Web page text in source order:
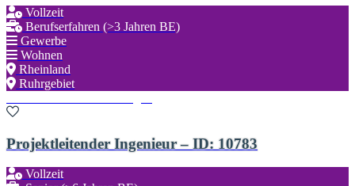
Vollzeit
Berufserfahren (>3 Jahren BE)
Gewerbe
Wohnen
Rheinland
Ruhrgebiet
Projektleitender Ingenieur – ID: 10783
Vollzeit